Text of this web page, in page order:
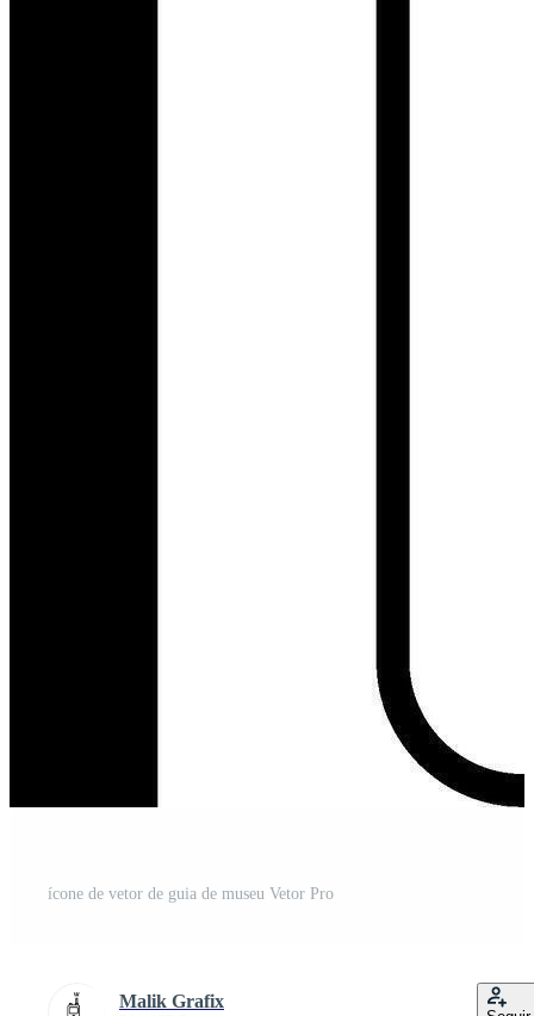
ícone de vetor de guia de museu Vetor Pro
Malik Grafix